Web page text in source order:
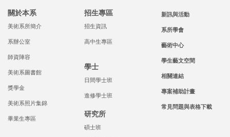
關於本系
美術系所簡介
系辦公室
師資陣容
美術系圖書館
獎學金
美術系照片集錦
畢業生專區
招生專區
招生資訊
高中生專區
學士
日間學士班
進修學士班
研究所
碩士班
新訊與活動
系所學會
藝術中心
學生藝文空間
相關連結
專案補助計畫
常見問題與表格下載